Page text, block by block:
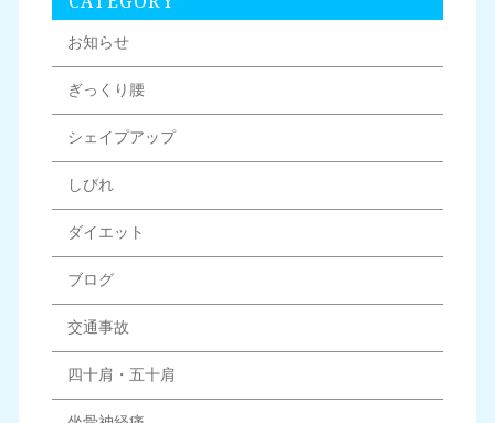
お知らせ
ぎっくり腰
シェイプアップ
しびれ
ダイエット
ブログ
交通事故
四十肩・五十肩